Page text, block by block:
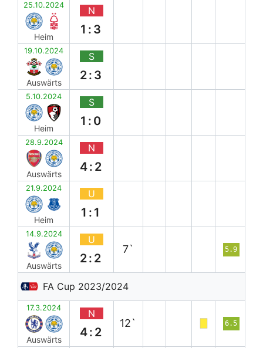
25.10.2024
Heim
N
1:3
19.10.2024
Auswärts
S
2:3
5.10.2024
Heim
S
1:0
28.9.2024
Auswärts
N
4:2
21.9.2024
Heim
U
1:1
14.9.2024
Auswärts
U
2:2
7` 5.9
FA Cup 2023/2024
17.3.2024
Auswärts
N
4:2
12` 6.5